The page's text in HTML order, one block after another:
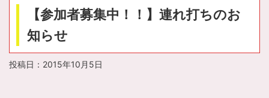
【参加者募集中！！】連れ打ちのお
知らせ
投稿日： 2015年10月5日